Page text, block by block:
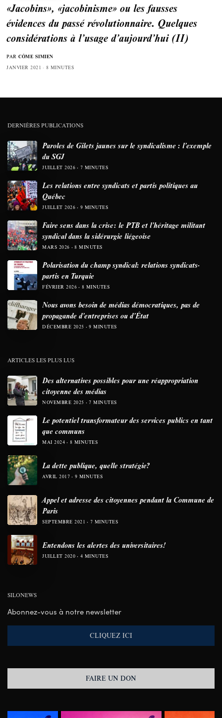
«Jacobins», «jacobinisme» ou les fausses
évidences du passé révolutionnaire. Quelques
considérations à l’usage d’aujourd’hui (II)
PAR CÔME SIMIEN
JANVIER 2021
8 MINUTES
DERNIÈRES PUBLICATIONS
Paroles de Gilets jaunes sur le syndicalisme : l’exemple
du SGJ
JUILLET 2026 7 MINUTES
Les relations entre syndicats et partis politiques au
Québec
JUILLET 2026 9 MINUTES
Faire sens dans la crise: le PTB et l’héritage militant
syndical dans la sidérurgie liégeoise
MARS 2026 8 MINUTES
Polarisation du champ syndical: relations syndicats-
partis en Turquie
FÉVRIER 2026 8 MINUTES
Nous avons besoin de médias démocratiques, pas de
propagande d’entreprises ou d’État
DÉCEMBRE 2025 9 MINUTES
ARTICLES LES PLUS LUS
Des alternatives possibles pour une réappropriation
citoyenne des médias
NOVEMBRE 2025 7 MINUTES
Le potentiel transformateur des services publics en tant
que communs
MAI 2024 8 MINUTES
La dette publique, quelle stratégie?
AVRIL 2017 9 MINUTES
Appel et adresse des citoyennes pendant la Commune de
Paris
SEPTEMBRE 2021 7 MINUTES
Entendons les alertes des universitaires!
JUILLET 2020 4 MINUTES
SILONEWS
Abonnez-vous à notre newsletter
CLIQUEZ ICI
FAIRE UN DON